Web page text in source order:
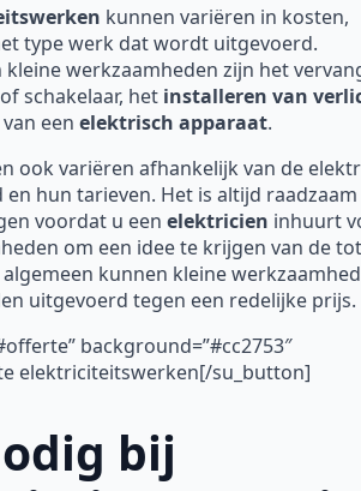
kunnen variëren in kosten,
type werk dat wordt uitgevoerd.
werkzaamheden zijn het
schakelaar, het installeren van
een elektrisch apparaat.
ook variëren afhankelijk van de
hun tarieven. Het is altijd
voordat u een elektricien inhuurt
om een idee te krijgen van de
kunnen kleine
uitgevoerd tegen een redelijke prijs.
background=”#cc2753″
elektriciteitswerken[/su_button]
bij